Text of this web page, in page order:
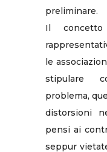
preliminare.
Il
le
stipulare
problema,
distorsioni
pensi ai
seppur